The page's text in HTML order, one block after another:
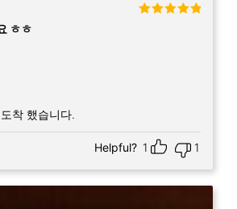
ㅎㅎ
착 했습니다.
Helpful? 1 1